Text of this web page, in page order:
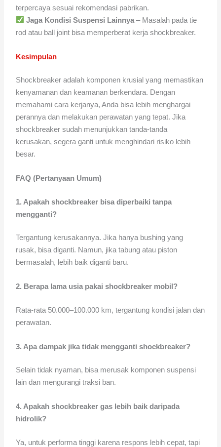
terpercaya sesuai rekomendasi pabrikan.
Jaga Kondisi Suspensi Lainnya – Masalah pada tie
rod atau ball joint bisa memperberat kerja shockbreaker.
Kesimpulan
Shockbreaker adalah komponen krusial yang memastikan
kenyamanan dan keamanan berkendara. Dengan
memahami cara kerjanya, Anda bisa lebih menghargai
perannya dan melakukan perawatan yang tepat. Jika
shockbreaker sudah menunjukkan tanda-tanda
kerusakan, segera ganti untuk menghindari risiko lebih
besar.
FAQ (Pertanyaan Umum)
1. Apakah shockbreaker bisa diperbaiki tanpa
mengganti?
Tergantung kerusakannya. Jika hanya bushing yang
rusak, bisa diganti. Namun, jika tabung atau piston
bermasalah, lebih baik diganti baru.
2. Berapa lama usia pakai shockbreaker mobil?
Rata-rata 50.000–100.000 km, tergantung kondisi jalan dan
perawatan.
3. Apa dampak jika tidak mengganti shockbreaker?
Selain tidak nyaman, bisa merusak komponen suspensi
lain dan mengurangi traksi ban.
4. Apakah shockbreaker gas lebih baik daripada
hidrolik?
Ya, untuk performa tinggi karena respons lebih cepat, tapi